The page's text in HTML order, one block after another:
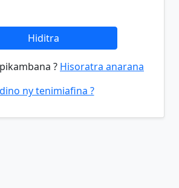
Hiditra
? Hisoratra anarana
ny tenimiafina ?